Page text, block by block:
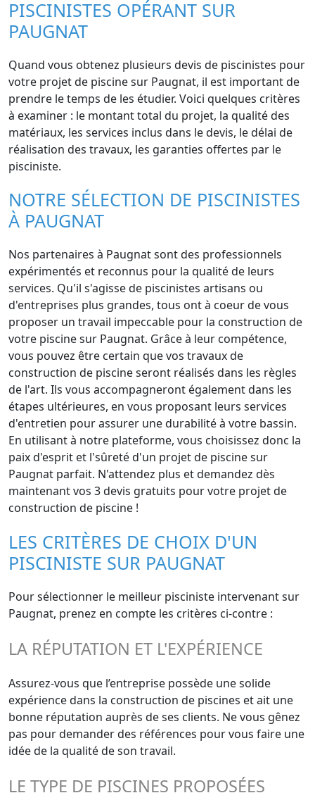
PISCINISTES OPÉRANT SUR
PAUGNAT
Quand vous obtenez plusieurs devis de piscinistes pour
votre projet de piscine sur Paugnat, il est important de
prendre le temps de les étudier. Voici quelques critères
à examiner : le montant total du projet, la qualité des
matériaux, les services inclus dans le devis, le délai de
réalisation des travaux, les garanties offertes par le
pisciniste.
NOTRE SÉLECTION DE PISCINISTES
À PAUGNAT
Nos partenaires à Paugnat sont des professionnels
expérimentés et reconnus pour la qualité de leurs
services. Qu'il s'agisse de piscinistes artisans ou
d'entreprises plus grandes, tous ont à coeur de vous
proposer un travail impeccable pour la construction de
votre piscine sur Paugnat. Grâce à leur compétence,
vous pouvez être certain que vos travaux de
construction de piscine seront réalisés dans les règles
de l'art. Ils vous accompagneront également dans les
étapes ultérieures, en vous proposant leurs services
d'entretien pour assurer une durabilité à votre bassin.
En utilisant à notre plateforme, vous choisissez donc la
paix d'esprit et l'sûreté d'un projet de piscine sur
Paugnat parfait. N'attendez plus et demandez dès
maintenant vos 3 devis gratuits pour votre projet de
construction de piscine !
LES CRITÈRES DE CHOIX D'UN
PISCINISTE SUR PAUGNAT
Pour sélectionner le meilleur pisciniste intervenant sur
Paugnat, prenez en compte les critères ci-contre :
LA RÉPUTATION ET L'EXPÉRIENCE
Assurez-vous que l’entreprise possède une solide
expérience dans la construction de piscines et ait une
bonne réputation auprès de ses clients. Ne vous gênez
pas pour demander des références pour vous faire une
idée de la qualité de son travail.
LE TYPE DE PISCINES PROPOSÉES